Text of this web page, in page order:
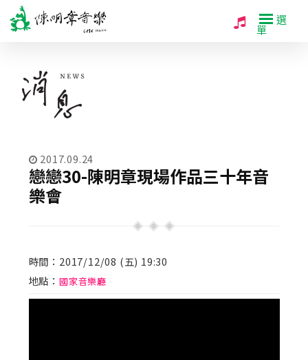
選
單
2017.09.24
戀戀30-陳明章現場作品三十年音
樂會
時間：2017/12/08 (五) 19:30
地點：國家音樂廳